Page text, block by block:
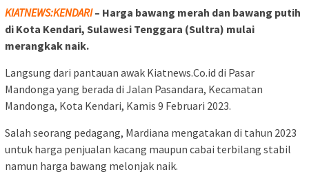
KIATNEWS:KENDARI– Harga bawang merah dan bawang putih
di Kota Kendari, Sulawesi Tenggara (Sultra) mulai
merangkak naik.
Langsung dari pantauan awak Kiatnews.Co.id di Pasar
Mandonga yang berada di Jalan Pasandara, Kecamatan
Mandonga, Kota Kendari, Kamis 9 Februari 2023.
Salah seorang pedagang, Mardiana mengatakan di tahun 2023
untuk harga penjualan kacang maupun cabai terbilang stabil
namun harga bawang melonjak naik.